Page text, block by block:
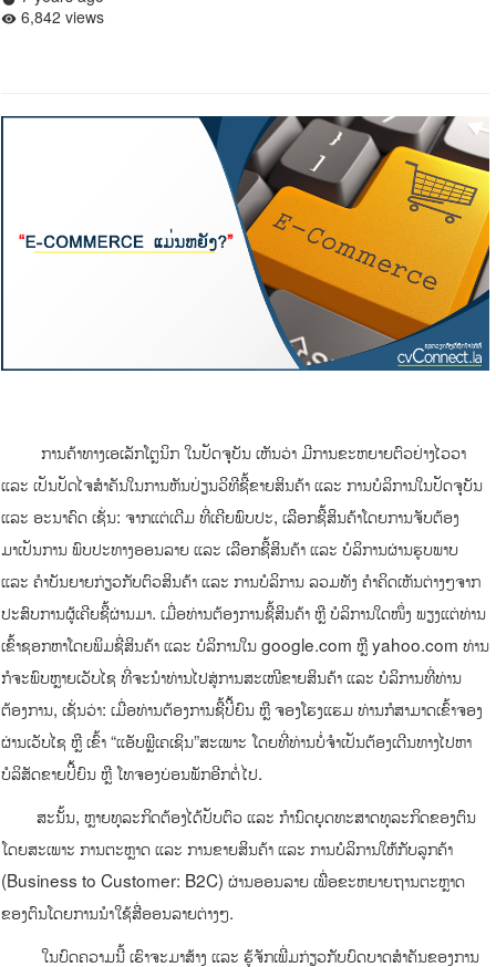
remove_red_eye 6,842 views
ການຄ້າທາງເອເລັກໂຕຼນິກ ໃນປັດຈຸບັນ ເຫັນວ່າ ມີການຂະຫຍາຍຕົວຢ່າງໄວວາ
ແລະ ເປັນປັດໄຈສໍາຄັນໃນການຫັນປ່ຽນວິທີຊື້ຂາຍສິນຄ້າ ແລະ ການບໍລິການໃນປັດຈຸບັນ
ແລະ ອະນາຄົດ ເຊັ່ນ: ຈາກແຕ່ເດີມ ທີ່ເຄີຍພົບປະ, ເລືອກຊື້ສິນຄ້າໂດຍການຈັບຕ້ອງ
ມາເປັນການ ພົບປະທາງອອນລາຍ ແລະ ເລືອກຊື້ສິນຄ້າ ແລະ ບໍລິການຜ່ານຮູບພາບ
ແລະ ຄໍາບັນຍາຍກ່ຽວກັບຕົວສິນຄ້າ ແລະ ການບໍລິການ ລວມທັງ ຄໍາຄິດເຫັນຕ່າງໆຈາກ
ປະສົບການຜູ້ເຄີຍຊື້ຜ່ານມາ. ເມື່ອທ່ານຕ້ອງການຊື້ສິນຄ້າ ຫຼື ບໍລິການໃດໜຶ່ງ ພຽງແຕ່ທ່ານ
ເຂົ້າຊອກຫາໂດຍພິມຊື່ສິນຄ້າ ແລະ ບໍລິການໃນ google.com ຫຼື yahoo.com ທ່ານ
ກໍຈະພົບຫຼາຍເວັບໄຊ ທີ່ຈະນໍາທ່ານໄປສູ່ການສະເໜີຂາຍສິນຄ້າ ແລະ ບໍລິການທີ່ທ່ານ
ຕ້ອງການ,​ ເຊັ່ນວ່າ: ເມື່ອທ່ານຕ້ອງການຊື້ປີ້ຍົນ ຫຼື ຈອງໂຮງແຮມ ທ່ານກໍສາມາດເຂົ້າຈອງ
ຜ່ານເວັບໄຊ ຫຼື ເຂົ້າ “ແອັບພຼີເຄເຊິນ”ສະເພາະ ໂດຍທີ່ທ່ານບໍ່ຈໍາເປັນຕ້ອງເດີນທາງໄປຫາ
ບໍລິສັດຂາຍປີ້ຍົນ ຫຼື ໂທຈອງບ່ອນພັກອີກຕໍ່ໄປ.
ສະນັ້ນ, ຫຼາຍທຸລະກິດຕ້ອງໄດ້ປັບຕົວ ແລະ ກໍານົດຍຸດທະສາດທຸລະກິດຂອງຕົນ
ໂດຍສະເພາະ ການຕະຫຼາດ ແລະ ການຂາຍສິນຄ້າ ແລະ ການບໍລິການໃຫ້ກັບລູກຄ້າ
(Business to Customer: B2C) ຜ່ານອອນລາຍ ເພື່ອຂະຫຍາຍຖານຕະຫຼາດ
ຂອງຕົນໂດຍການນໍາໃຊ້ສື່ອອນລາຍຕ່າງໆ.
ໃນບົດຄວາມນີ້ ເຮົາຈະມາສ້າງ ແລະ ຮູ້ຈັກເພີ່ມກ່ຽວກັບບົດບາດສໍາຄັນຂອງການ